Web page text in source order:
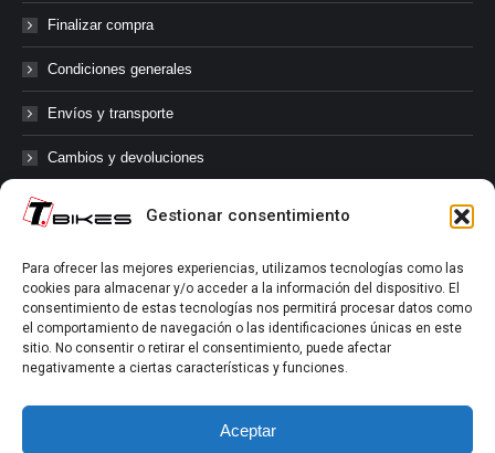
Gestionar consentimiento
Para ofrecer las mejores experiencias, utilizamos tecnologías como las
cookies para almacenar y/o acceder a la información del dispositivo. El
consentimiento de estas tecnologías nos permitirá procesar datos como
el comportamiento de navegación o las identificaciones únicas en este
sitio. No consentir o retirar el consentimiento, puede afectar
negativamente a ciertas características y funciones.
Aceptar
Finalizar compra
Condiciones generales
Envíos y transporte
Cambios y devoluciones
@tbikes.cat #tbikes
Síguenos en las redes sociales de Tbikes, mantente informado de
nuestras novedades, productos, salidas en grupo, ofertas, sorteos ...
y muchos más!